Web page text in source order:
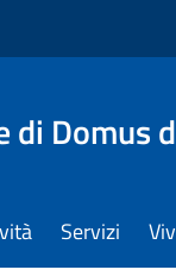
di Domus
Servizi